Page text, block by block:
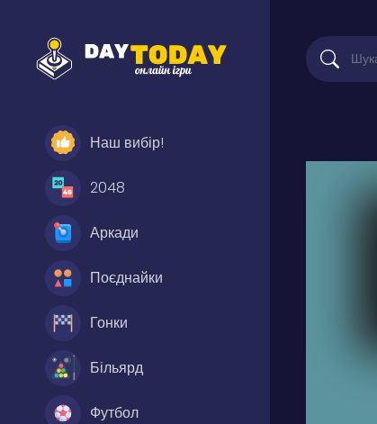
Наш вибір!
2048
Аркади
Поєднайки
Гонки
Більярд
Футбол